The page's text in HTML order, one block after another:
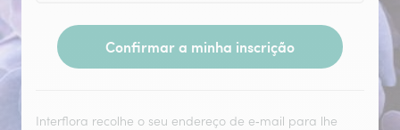
Confirmar a minha inscrição
Interflora recolhe o seu endereço de e‑mail para lhe